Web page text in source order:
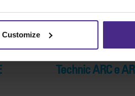
Customize
Striscia battilama
Technic ARC e